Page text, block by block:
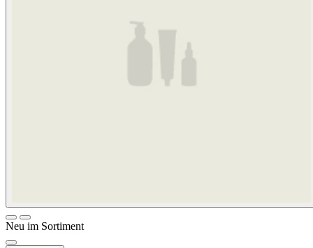
Neu im Sortiment